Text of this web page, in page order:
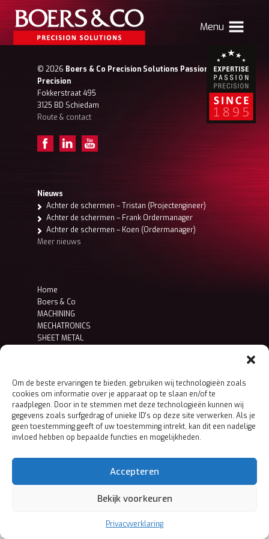
Om de beste ervaringen te bieden, gebruiken wij technologieën zoals
cookies om informatie over je apparaat op te slaan en/of te
raadplegen. Door in te stemmen met deze technologieën kunnen wij
gegevens zoals surfgedrag of unieke ID's op deze site verwerken. Als je
geen toestemming geeft of uw toestemming intrekt, kan dit een nadelige
invloed hebben op bepaalde functies en mogelijkheden.
Accepteren
Bekijk voorkeuren
Privacyverklaring
Menu
HOME
CONTACT
Verhuizing Atlas
© 2026 Boers & Co Precision Solutions Passion for
Precision
Fokkerstraat 495
3125 BD Schiedam
Route & contact
Nieuws
Achter de schermen – Tristan (Projectengineer)
Achter de schermen – Frank Ordermanager
Achter de schermen – Koen (Ordermanager)
Meer nieuws
Home
Boers & Co
MACHINING
MECHATRONICS
SHEET METAL